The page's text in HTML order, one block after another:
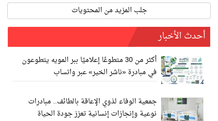
جلب المزيد من المحتويات
أحدث الأخبار
أكثر من 30 متطوعًا إعلاميًا ببر المويه يتطوعون
في مبادرة «ناشر الخير» عبر واتساب
جمعية الوفاء لذوي الإعاقة بالطائف.. مبادرات
نوعية وإنجازات إنسانية تعزز جودة الحياة